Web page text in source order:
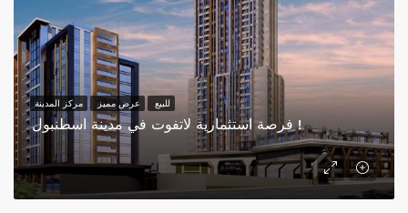
فرصة استثمارية لاتفوت في مدينة اسطنبول !
للبيع عرض مميز مركز المدينة